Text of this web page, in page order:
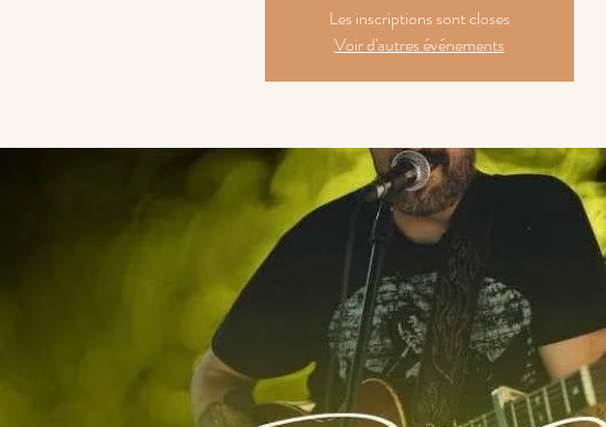
Les inscriptions sont closes
Voir d'autres événements